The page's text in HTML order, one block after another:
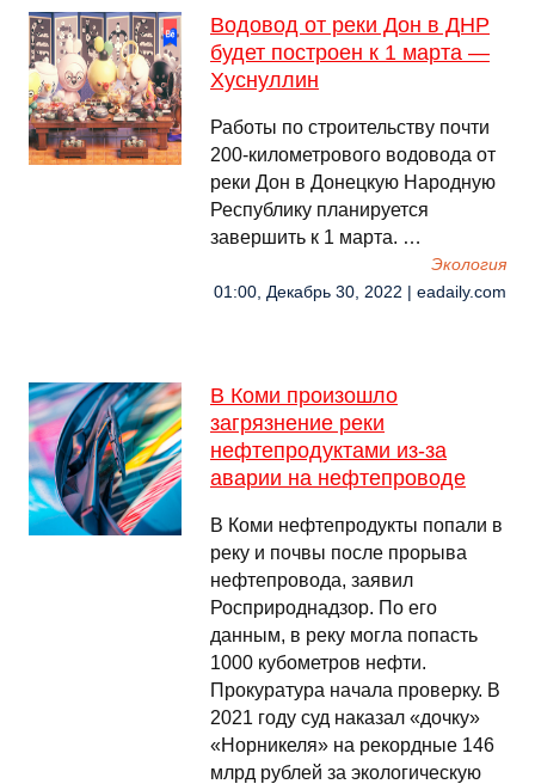
Водовод от реки Дон в ДНР
будет построен к 1 марта —
Хуснуллин
Работы по строительству почти
200-километрового водовода от
реки Дон в Донецкую Народную
Республику планируется
завершить к 1 марта. …
Экология
01:00, Декабрь 30, 2022 | eadaily.com
В Коми произошло
загрязнение реки
нефтепродуктами из-за
аварии на нефтепроводе
В Коми нефтепродукты попали в
реку и почвы после прорыва
нефтепровода, заявил
Росприроднадзор. По его
данным, в реку могла попасть
1000 кубометров нефти.
Прокуратура начала проверку. В
2021 году суд наказал «дочку»
«Норникеля» на рекордные 146
млрд рублей за экологическую